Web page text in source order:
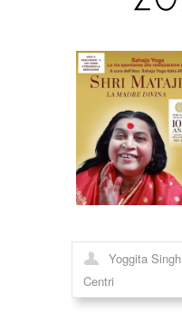
Yoggita Singh
Centri